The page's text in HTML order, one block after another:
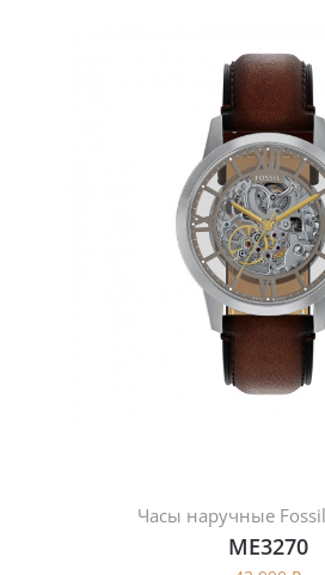
Часы наручные
ME3270